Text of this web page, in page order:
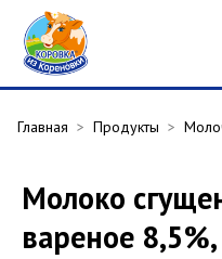
Главная > Продукты >
Молоко
вареное